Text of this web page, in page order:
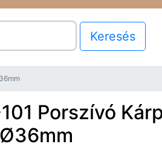
Keresés
Porszívó